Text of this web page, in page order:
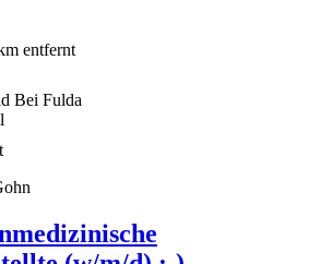
entfernt
Bei Fulda